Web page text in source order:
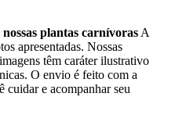
plantas carnívoras A
apresentadas. Nossas
têm caráter ilustrativo
O envio é feito com a
cuidar e acompanhar seu